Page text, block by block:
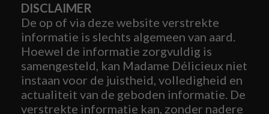
DISCLAIMER
De op of via deze website verstrekte
informatie is slechts algemeen van aard.
Hoewel de informatie zorgvuldig is
samengesteld, kan Madame Délicieux niet
instaan voor de juistheid, volledigheid en
actualiteit van de geboden informatie. De
verstrekte informatie kan, zonder nadere